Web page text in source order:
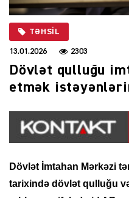
TƏHSIL
13.01.2026 2303
Dövlət qulluğu
etmək
Dövlət İmtahan Mərkəzi
tarixində dövlət qulluğu